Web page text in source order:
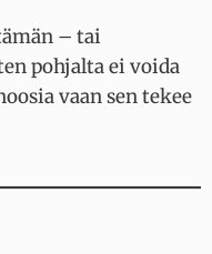
– tai
pohjalta ei voida
vaan sen tekee